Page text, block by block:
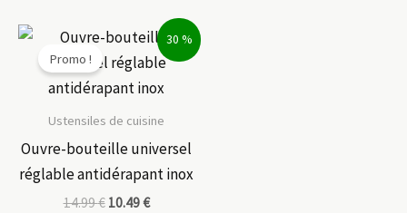
30 %
Promo !
Ustensiles de cuisine
Ouvre-bouteille universel
réglable antidérapant inox
14.99€ 10.49€